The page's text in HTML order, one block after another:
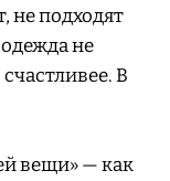
не подходят
не
В
вещи» — как